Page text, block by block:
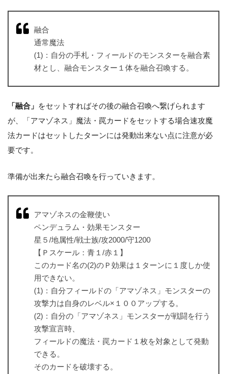
融合
通常魔法
(1)：自分の手札・フィールドのモンスターを融合素
材とし、融合モンスター１体を融合召喚する。
「融合」 をセットすればその後の融合召喚へ繋げられます
が、「アマゾネス」魔法・罠カードをセットする場合速攻魔
法カードはセットしたターンには発動出来ない点に注意が必
要です。
準備が出来たら融合召喚を行っていきます。
アマゾネスの金鞭使い
ペンデュラム・効果モンスター
星５/地属性/戦士族/攻2000/守1200
【Ｐスケール：青１/赤１】
このカード名の(2)のＰ効果は１ターンに１度しか使
用できない。
(1)：自分フィールドの「アマゾネス」モンスターの
攻撃力は自身のレベル×１００アップする。
(2)：自分の「アマゾネス」モンスターが戦闘を行う
攻撃宣言時、
フィールドの魔法・罠カード１枚を対象として発動
できる。
そのカードを破壊する。